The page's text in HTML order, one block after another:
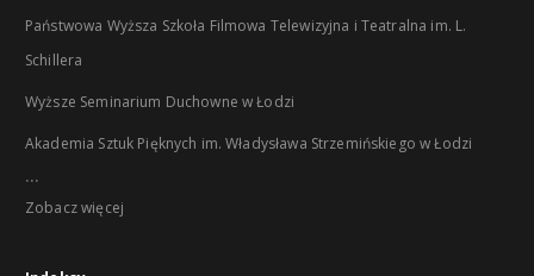
Państwowa Wyższa Szkoła Filmowa Telewizyjna i Teatralna im. L.
Schillera
Wyższe Seminarium Duchowne w Łodzi
Akademia Sztuk Pięknych im. Władysława Strzemińskiego w Łodzi
...
Zobacz więcej